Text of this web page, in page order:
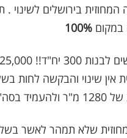
100%
אין שינוי והבקשה לחות
מ"ר.
שלא תמהר לאשר